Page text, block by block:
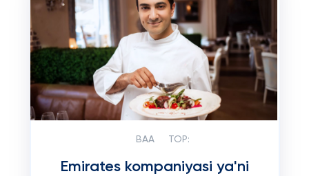
BAA TOP:
Emirates kompaniyasi ya'ni